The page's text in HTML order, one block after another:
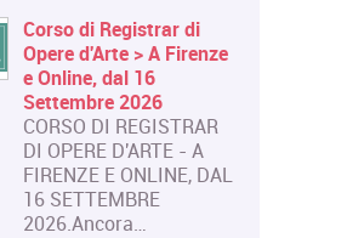
Corso di Registrar di
Opere d'Arte > A Firenze
e Online, dal 16
Settembre 2026
CORSO DI REGISTRAR
DI OPERE D'ARTE - A
FIRENZE E ONLINE, DAL
16 SETTEMBRE
2026.Ancora…